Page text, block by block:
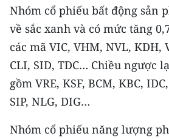
Chuyên trang Hà Nội
Chuyên trang TP. Hồ Chí Minh
CHUYÊN ĐỀ
CÁC CHUYÊN TRANG
Nhóm cổ phiếu bất động sản
về sắc xanh và có mức tăng
các mã VIC, VHM, NVL, KDH,
CLI, SID, TDC… Chiều ngược
gồm VRE, KSF, BCM, KBC,
SIP, NLG, DIG…
Nhóm cổ phiếu năng lượng